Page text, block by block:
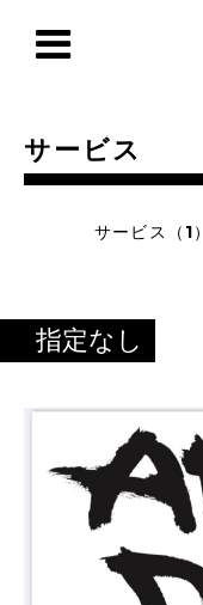
サービス
サービス（1）
指定なし